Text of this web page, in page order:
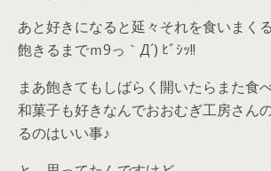
あと好きになると延々それを食いまく
飽きるまでｍ9っ｀Д´) ﾋﾞｼｯ!!
まあ飽きてもしばらく開いたらまた食
和菓子も好きなんでおおむぎ工房さん
るのはいい事♪